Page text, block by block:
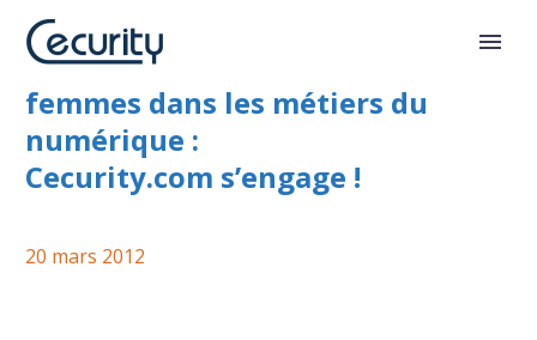
Reconversion professionnelle des
femmes dans les métiers du
numérique :
Cecurity.com s’engage !
20 mars 2012